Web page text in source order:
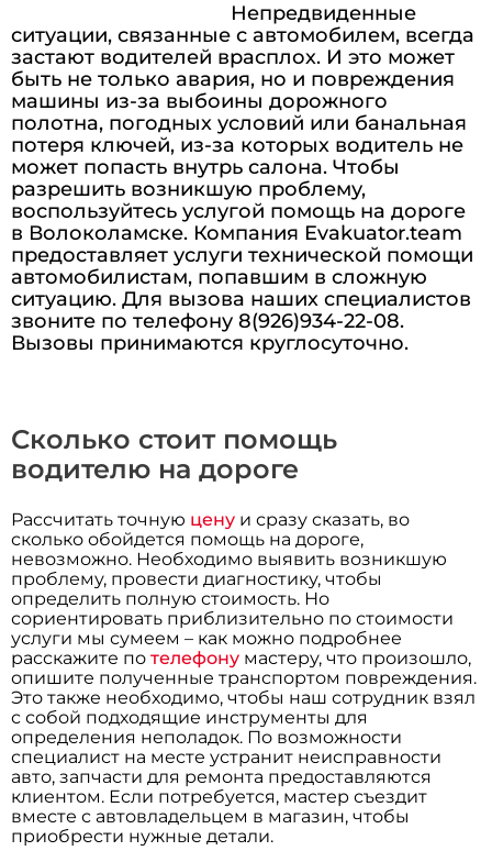
Непредвиденные
ситуации, связанные с автомобилем, всегда
застают водителей врасплох. И это может
быть не только авария, но и повреждения
машины из-за выбоины дорожного
полотна, погодных условий или банальная
потеря ключей, из-за которых водитель не
может попасть внутрь салона. Чтобы
разрешить возникшую проблему,
воспользуйтесь услугой помощь на дороге
в Волоколамске. Компания Evakuator.team
предоставляет услуги технической помощи
автомобилистам, попавшим в сложную
ситуацию. Для вызова наших специалистов
звоните по телефону 8(926)934-22-08.
Вызовы принимаются круглосуточно.
Сколько стоит помощь
водителю на дороге
Рассчитать точную цену и сразу сказать, во
сколько обойдется помощь на дороге,
невозможно. Необходимо выявить возникшую
проблему, провести диагностику, чтобы
определить полную стоимость. Но
сориентировать приблизительно по стоимости
услуги мы сумеем – как можно подробнее
расскажите потелефону мастеру, что произошло,
опишите полученные транспортом повреждения.
Это также необходимо, чтобы наш сотрудник взял
с собой подходящие инструменты для
определения неполадок. По возможности
специалист на месте устранит неисправности
авто, запчасти для ремонта предоставляются
клиентом. Если потребуется, мастер съездит
вместе с автовладельцем в магазин, чтобы
приобрести нужные детали.